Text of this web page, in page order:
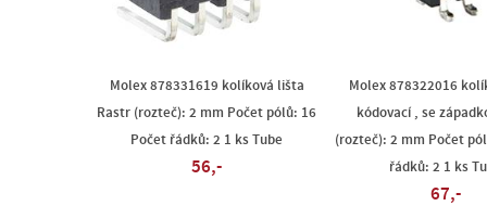
Molex 878331619 kolíková lišta
Rastr (rozteč): 2 mm Počet pólů: 16
Počet řádků: 2 1 ks Tube
56,-
Molex 878322016
kódovací , se
(rozteč): 2 mm Počet
řádků: 2 1 ks
67,-